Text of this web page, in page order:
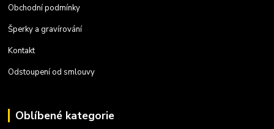
Obchodní podmínky
Šperky a gravírování
Kontakt
Odstoupení od smlouvy
Oblíbené kategorie